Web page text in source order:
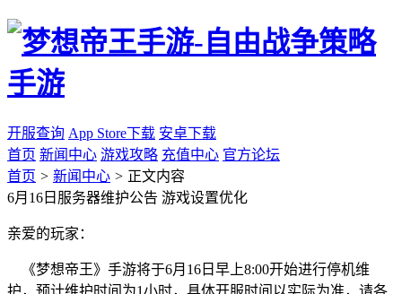
开服查询 App Store下载 安卓下载
首页 新闻中心 游戏攻略 充值中心 官方论坛
首页 > 新闻中心 > 正文内容
6月16日服务器维护公告 游戏设置优化
亲爱的玩家：
《梦想帝王》手游将于6月16日早上8:00开始进行停机维
护，预计维护时间为1小时，具体开服时间以实际为准，请各